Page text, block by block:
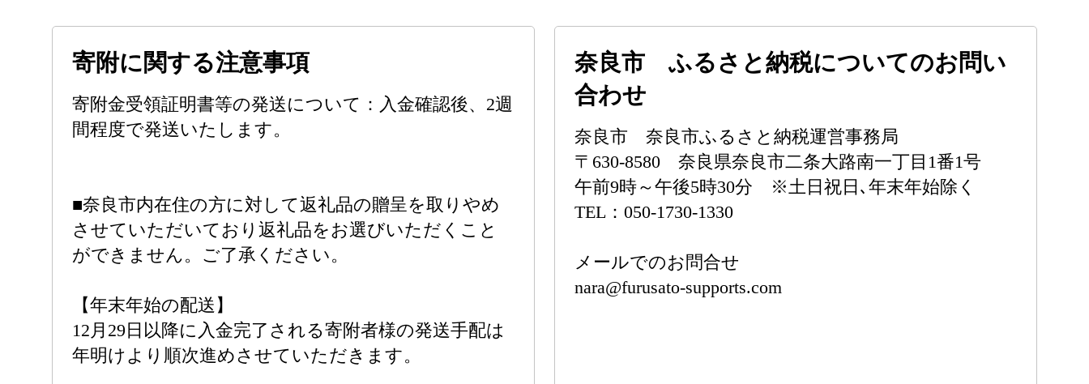
寄附に関する注意事項
寄附金受領証明書等の発送について：入金確認後、2週
間程度で発送いたします。
■奈良市内在住の方に対して返礼品の贈呈を取りやめ
させていただいており返礼品をお選びいただくこと
ができません。ご了承ください。
【年末年始の配送】
12月29日以降に入金完了される寄附者様の発送手配は
年明けより順次進めさせていただきます。
奈良市 ふるさと納税についてのお問い
合わせ
奈良市 奈良市ふるさと納税運営事務局
〒630-8580 奈良県奈良市二条大路南一丁目1番1号
午前9時～午後5時30分 ※土日祝日､年末年始除く
TEL：050-1730-1330
メールでのお問合せ
nara@furusato-supports.com